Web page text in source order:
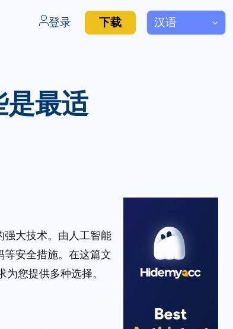
登录 下载
最适
强大技术。由人工智能
安全措施。在这篇文
您提供多种选择。